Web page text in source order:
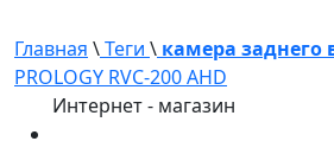
Главная \Теги \ камера заднего
PROLOGY RVC-200 AHD
Интернет - магазин